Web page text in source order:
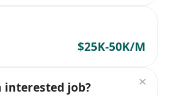
$25K-50K/M
job?